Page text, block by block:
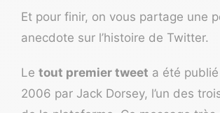
Et pour finir, on vous partage une
anecdote sur l’histoire de Twitter.
Le tout premier tweet a été
2006 par Jack Dorsey, l’un des